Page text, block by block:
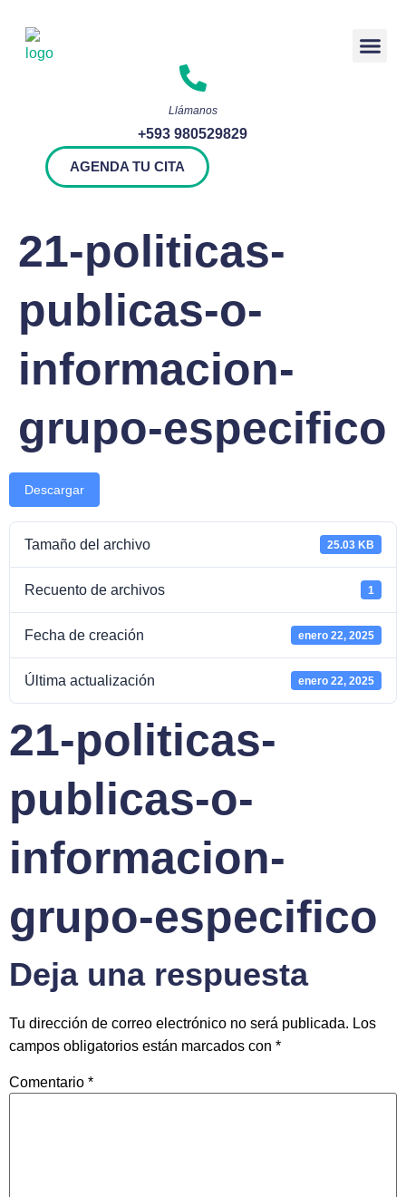
Llámanos
+593 980529829
AGENDA TU CITA
21-politicas-
publicas-o-
informacion-
grupo-especifico
Descargar
Tamaño del archivo 25.03 KB
Recuento de archivos 1
Fecha de creación enero 22, 2025
Última actualización enero 22, 2025
21-politicas-
publicas-o-
informacion-
grupo-especifico
Deja una respuesta
Tu dirección de correo electrónico no será publicada. Los
campos obligatorios están marcados con *
Comentario *